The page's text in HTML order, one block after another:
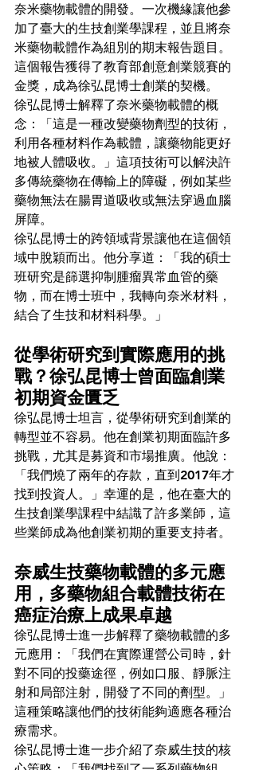
奈米藥物載體的開發。一次機緣讓他參
加了臺大的生技創業學課程，並且將奈
米藥物載體作為組別的期末報告題目。
這個報告獲得了教育部創意創業競賽的
金獎，成為徐弘昆博士創業的契機。
徐弘昆博士解釋了奈米藥物載體的概
念：「這是一種改變藥物劑型的技術，
利用各種材料作為載體，讓藥物能更好
地被人體吸收。」這項技術可以解決許
多傳統藥物在傳輸上的障礙，例如某些
藥物無法在腸胃道吸收或無法穿過血腦
屏障。
徐弘昆博士的跨領域背景讓他在這個領
域中脫穎而出。他分享道：「我的碩士
班研究是篩選抑制腫瘤異常血管的藥
物，而在博士班中，我轉向奈米材料，
結合了生技和材料科學。」
從學術研究到實際應用的挑
戰？徐弘昆博士曾面臨創業
初期資金匱乏
徐弘昆博士坦言，從學術研究到創業的
轉型並不容易。他在創業初期面臨許多
挑戰，尤其是募資和市場推廣。他說：
「我們燒了兩年的存款，直到2017年才
找到投資人。」幸運的是，他在臺大的
生技創業學課程中結識了許多業師，這
些業師成為他創業初期的重要支持者。
奈威生技藥物載體的多元應
用，多藥物組合載體技術在
癌症治療上成果卓越
徐弘昆博士進一步解釋了藥物載體的多
元應用：「我們在實際運營公司時，針
對不同的投藥途徑，例如口服、靜脈注
射和局部注射，開發了不同的劑型。」
這種策略讓他們的技術能夠適應各種治
療需求。
徐弘昆博士進一步介紹了奈威生技的核